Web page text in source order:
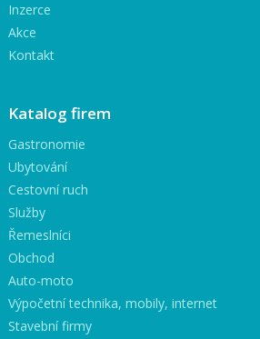
Inzerce
Akce
Kontakt
Katalog firem
Gastronomie
Ubytování
Cestovní ruch
Služby
Řemeslníci
Obchod
Auto-moto
Výpočetní technika, mobily, internet
Stavební firmy